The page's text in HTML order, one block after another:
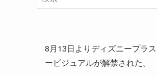
8月13日よりディズニープラ
ービジュアルが解禁された。